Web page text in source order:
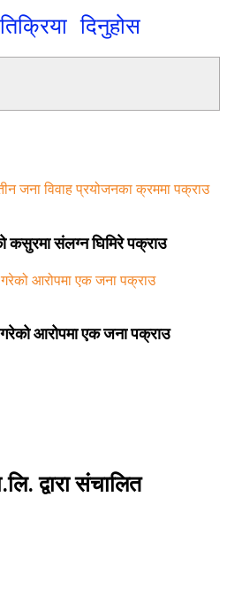
दिनुहोस
कसुरमा संलग्न घिमिरे पक्राउ
गरेको आरोपमा एक जना पक्राउ
द्वारा संचालित